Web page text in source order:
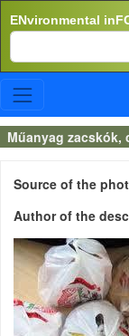
ENvironmental
Search
Műanyag zacskók,
Source of the
Author of the